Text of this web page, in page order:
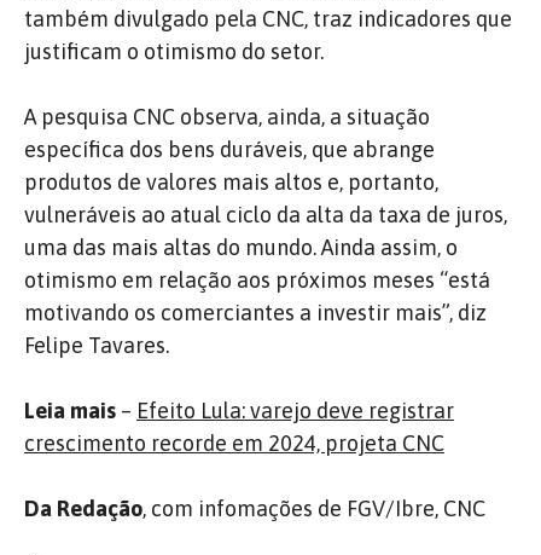
também divulgado pela CNC, traz indicadores que
justificam o otimismo do setor.
A pesquisa CNC observa, ainda, a situação
específica dos bens duráveis, que abrange
produtos de valores mais altos e, portanto,
vulneráveis ao atual ciclo da alta da taxa de juros,
uma das mais altas do mundo. Ainda assim, o
otimismo em relação aos próximos meses “está
motivando os comerciantes a investir mais”, diz
Felipe Tavares.
Leia mais – Efeito Lula: varejo deve registrar
crescimento recorde em 2024, projeta CNC
Da Redação, com infomações de FGV/Ibre, CNC